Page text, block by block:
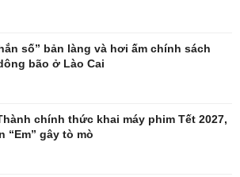
số” bản làng và hơi ấm chính sách
bão ở Lào Cai
chính thức khai máy phim Tết 2027,
“Em” gây tò mò